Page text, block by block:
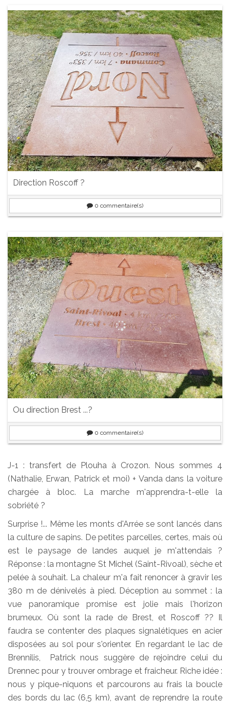
Direction Roscoff ?
0 commentaire(s)
Ou direction Brest ...?
0 commentaire(s)
J-1 : transfert de Plouha à Crozon. Nous sommes 4
(Nathalie, Erwan, Patrick et moi) + Vanda dans la voiture
chargée à bloc. La marche m'apprendra-t-elle la
sobriété ?
Surprise !... Même les monts d'Arrée se sont lancés dans
la culture de sapins. De petites parcelles, certes, mais où
est le paysage de landes auquel je m'attendais ?
Réponse : la montagne St Michel (Saint-Rivoal), sèche et
pelée à souhait. La chaleur m'a fait renoncer à gravir les
380 m de dénivelés à pied. Déception au sommet : la
vue panoramique promise est jolie mais l'horizon
brumeux. Où sont la rade de Brest, et Roscoff ?? Il
faudra se contenter des plaques signalétiques en acier
disposées au sol pour s'orienter. En regardant le lac de
Brennilis, Patrick nous suggère de rejoindre celui du
Drennec pour y trouver ombrage et fraicheur. Riche idée :
nous y pique-niquons et parcourons au frais la boucle
des bords du lac (6,5 km), avant de reprendre la route